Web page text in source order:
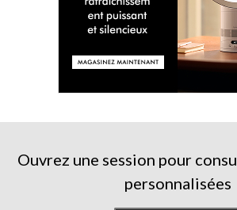
Ouvrez une session pour
personnalisées